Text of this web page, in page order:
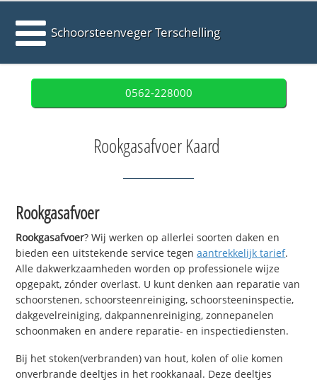
Schoorsteenveger Terschelling
0562-228000
Rookgasafvoer Kaard
Rookgasafvoer
Rookgasafvoer? Wij werken op allerlei soorten daken en
bieden een uitstekende service tegenaantrekkelijk tarief.
Alle dakwerkzaamheden worden op professionele wijze
opgepakt, zónder overlast. U kunt denken aan reparatie van
schoorstenen, schoorsteenreiniging, schoorsteeninspectie,
dakgevelreiniging, dakpannenreiniging, zonnepanelen
schoonmaken en andere reparatie- en inspectiediensten.
Bij het stoken(verbranden) van hout, kolen of olie komen
onverbrande deeltjes in het rookkanaal. Deze deeltjes